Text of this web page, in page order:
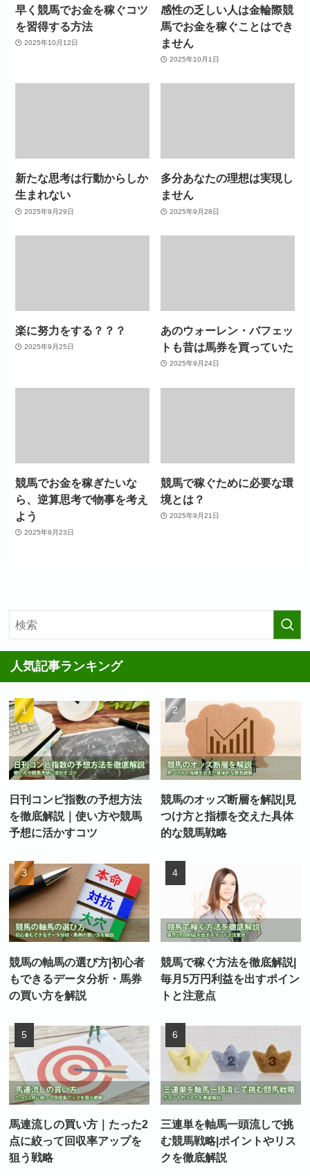
早く競馬でお金を稼ぐコツ
を習得する方法
2025年10月12日
感性の乏しい人は金輪際競
馬でお金を稼ぐことはでき
ません
2025年10月1日
新たな思考は行動からしか
生まれない
2025年9月29日
多分あなたの理想は実現し
ません
2025年9月28日
楽に努力をする？？？
2025年9月25日
あのウォーレン・バフェッ
トも昔は馬券を買っていた
2025年9月24日
競馬でお金を稼ぎたいな
ら、逆算思考で物事を考え
よう
2025年9月23日
競馬で稼ぐために必要な環
境とは？
2025年9月21日
人気記事ランキング
日刊コンピ指数の予想方法
を徹底解説｜使い方や競馬
予想に活かすコツ
競馬のオッズ断層を解説|見
つけ方と指標を交えた具体
的な競馬戦略
競馬の軸馬の選び方|初心者
もできるデータ分析・馬券
の買い方を解説
競馬で稼ぐ方法を徹底解説|
毎月5万円利益を出すポイン
トと注意点
馬連流しの買い方｜たった2
点に絞って回収率アップを
狙う戦略
三連単を軸馬一頭流しで挑
む競馬戦略|ポイントやリス
クを徹底解説